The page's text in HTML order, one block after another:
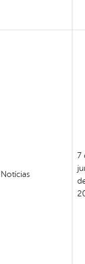
Notícias
7